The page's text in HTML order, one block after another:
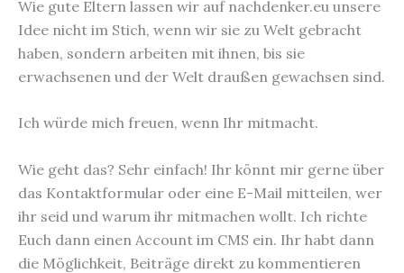
Wie gute Eltern lassen wir auf nachdenker.eu unsere
Idee nicht im Stich, wenn wir sie zu Welt gebracht
haben, sondern arbeiten mit ihnen, bis sie
erwachsenen und der Welt draußen gewachsen sind.
Ich würde mich freuen, wenn Ihr mitmacht.
Wie geht das? Sehr einfach! Ihr könnt mir gerne über
das Kontaktformular oder eine E-Mail mitteilen, wer
ihr seid und warum ihr mitmachen wollt. Ich richte
Euch dann einen Account im CMS ein. Ihr habt dann
die Möglichkeit, Beiträge direkt zu kommentieren